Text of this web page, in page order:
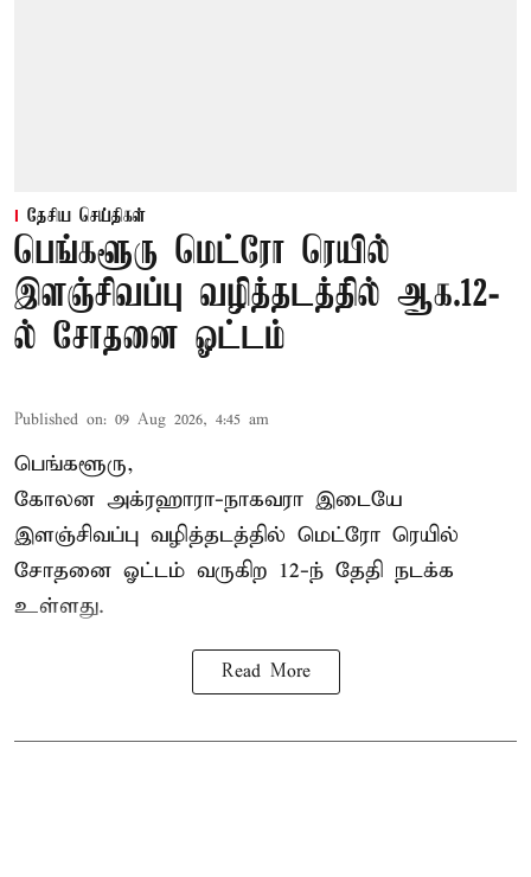
தேசிய செய்திகள்
பெங்களூரு மெட்ரோ ரெயில்
இளஞ்சிவப்பு வழித்தடத்தில் ஆக.12-
ல் சோதனை ஓட்டம்
Published on: 09 Aug 2026, 4:45 am
பெங்களூரு,
கோலன அக்ரஹாரா-நாகவரா இடையே
இளஞ்சிவப்பு வழித்தடத்தில் மெட்ரோ ரெயில்
சோதனை ஓட்டம் வருகிற 12-ந் தேதி நடக்க
உள்ளது.
Read More